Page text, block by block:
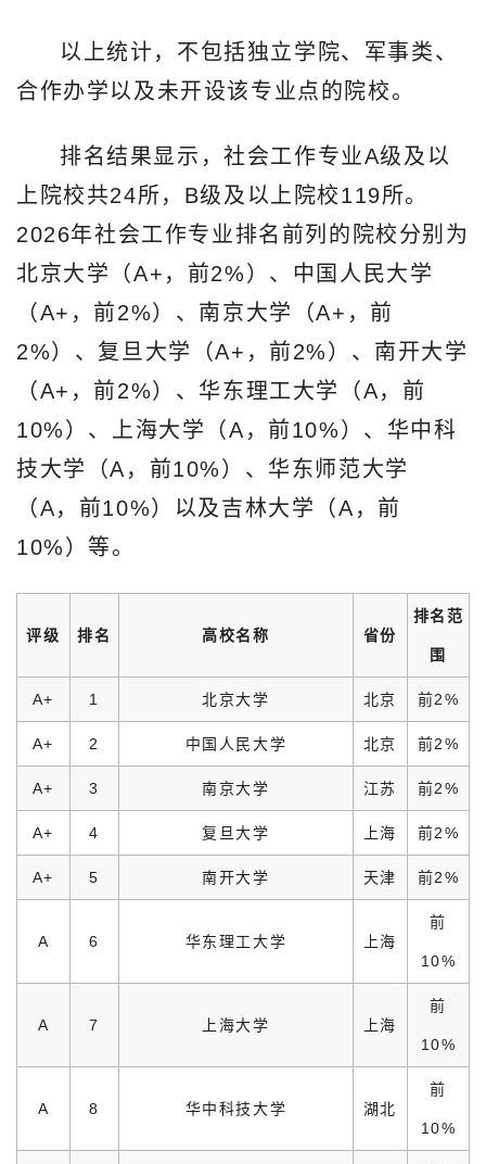
以上统计，不包括独立学院、军事类、
合作办学以及未开设该专业点的院校。
排名结果显示，社会工作专业A级及以
上院校共24所，B级及以上院校119所。
2026年社会工作专业排名前列的院校分别为
北京大学（A+，前2%）、中国人民大学
（A+，前2%）、南京大学（A+，前
2%）、复旦大学（A+，前2%）、南开大学
（A+，前2%）、华东理工大学（A，前
10%）、上海大学（A，前10%）、华中科
技大学（A，前10%）、华东师范大学
（A，前10%）以及吉林大学（A，前
10%）等。
评级 排名 高校名称 省份
排名范
围
A+ 1 北京大学 北京 前2%
A+ 2 中国人民大学 北京 前2%
A+ 3 南京大学 江苏 前2%
A+ 4 复旦大学 上海 前2%
A+ 5 南开大学 天津 前2%
A 6 华东理工大学 上海
前
10%
A 7 上海大学 上海
前
10%
A 8 华中科技大学 湖北
前
10%